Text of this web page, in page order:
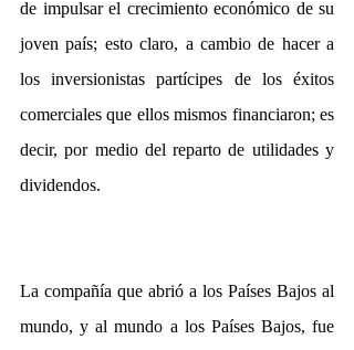
de impulsar el crecimiento económico de su
joven país; esto claro, a cambio de hacer a
los inversionistas partícipes de los éxitos
comerciales que ellos mismos financiaron; es
decir, por medio del reparto de utilidades y
dividendos.
La compañía que abrió a los Países Bajos al
mundo, y al mundo a los Países Bajos, fue